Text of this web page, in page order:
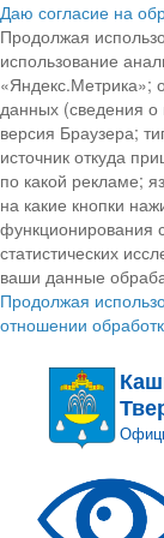
Даю согласие на
Продолжая
использование
«Яндекс.Метрика»;
данных (сведения
версия Браузера;
источник откуда
по какой рекламе;
на какие кнопки
функционирования
статистических
ваши данные
Продолжая
отношении